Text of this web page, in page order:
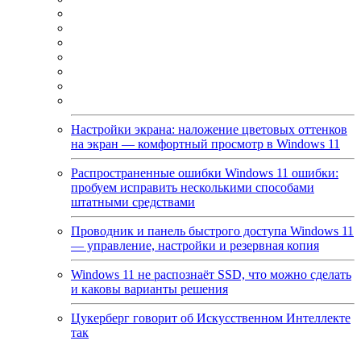
Настройки экрана: наложение цветовых оттенков
на экран — комфортный просмотр в Windows 11
Распространенные ошибки Windows 11 ошибки:
пробуем исправить несколькими способами
штатными средствами
Проводник и панель быстрого доступа Windows 11
— управление, настройки и резервная копия
Windows 11 не распознаёт SSD, что можно сделать
и каковы варианты решения
Цукерберг говорит об Искусственном Интеллекте
так